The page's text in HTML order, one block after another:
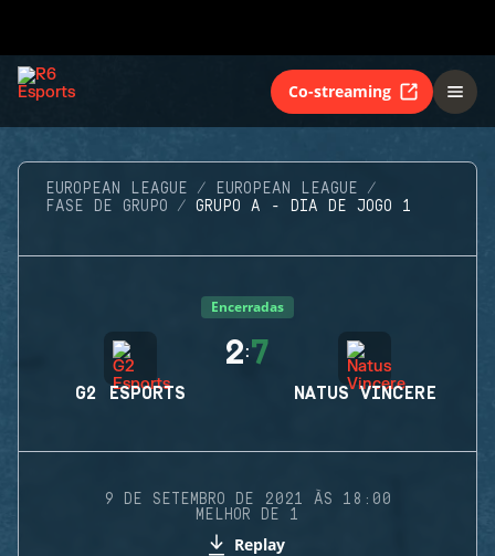
Co-streaming
EUROPEAN LEAGUE
EUROPEAN LEAGUE
FASE DE GRUPO
GRUPO A - DIA DE JOGO 1
Encerradas
G2 ESPORTS
2:7
NATUS VINCERE
9 DE SETEMBRO DE 2021 ÀS 18:00
MELHOR DE 1
Replay